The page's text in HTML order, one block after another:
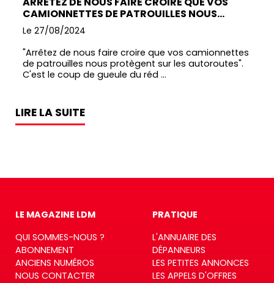
CAMIONNETTES DE PATROUILLES NOUS
PROTÈGENT
Le 27/08/2024
"Arrêtez de nous faire croire que vos camionnettes
de patrouilles nous protègent sur les autoroutes".
C'est le coup de gueule du réd ...
LIRE LA SUITE
LE MAGAZINE LDM
QUI SOMMES-NOUS ?
ABONNEMENT
ANCIENS NUMÉROS
NOUS CONTACTER
PRATIQUE
L'ANNUAIRE DES
DÉPANNEURS
LES PETITES ANNONCES
LES APPELS D'OFFRES